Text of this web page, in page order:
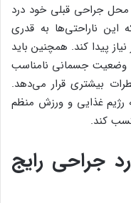
جراحی قبلی خود درد
ناراحتی‌ها به قدری
پیدا کند. همچنین باید
وضعیت جسمانی نامناسب
بیشتری قرار می‌دهد.
رژیم غذایی و ورزش منظم
کند.
جراحی رایج